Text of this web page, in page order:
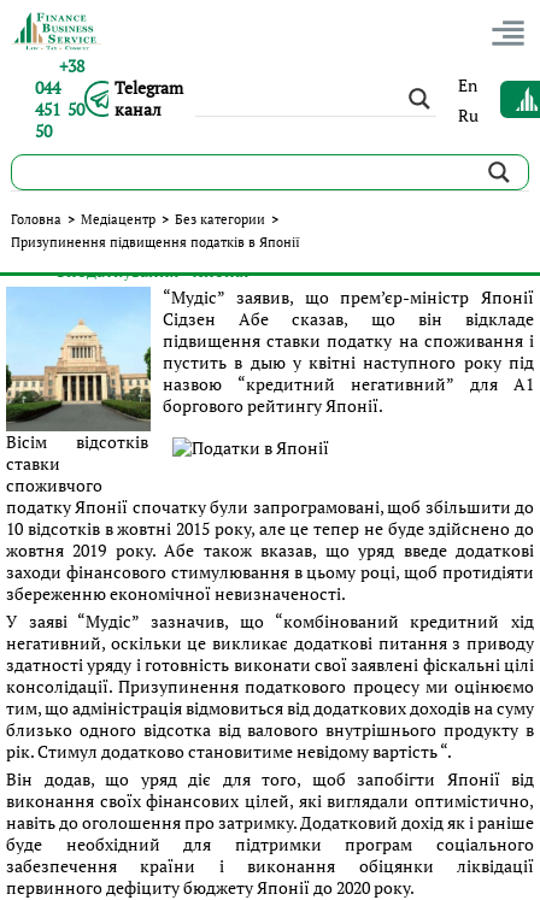
+38
044
451 50
50
Telegram
канал
En
Ru
Головна > Медіацентр > Без категории >
Призупинення підвищення податків в Японії
Призупинення підвищення податків в Японії
Опубліковано: Сергій Панов | 07.06.2016 | Без категории
Теги: #Оподаткування #Японія
“Мудіс” заявив, що прем’єр-міністр Японії
Сідзен Абе сказав, що він відкладе
підвищення ставки податку на споживання і
пустить в дыю у квітні наступного року під
назвою “кредитний негативний” для A1
боргового рейтингу Японії.
Вісім відсотків
ставки
споживчого
податку Японії спочатку були запрограмовані, щоб збільшити до
10 відсотків в жовтні 2015 року, але це тепер не буде здійснено до
жовтня 2019 року. Абе також вказав, що уряд введе додаткові
заходи фінансового стимулювання в цьому році, щоб протидіяти
збереженню економічної невизначеності.
У заяві “Мудіс” зазначив, що “комбінований кредитний хід
негативний, оскільки це викликає додаткові питання з приводу
здатності уряду і готовність виконати свої заявлені фіскальні цілі
консолідації. Призупинення податкового процесу ми оцінюємо
тим, що адміністрація відмовиться від додаткових доходів на суму
близько одного відсотка від валового внутрішнього продукту в
рік. Стимул додатково становитиме невідому вартість “.
Він додав, що уряд діє для того, щоб запобігти Японії від
виконання своїх фінансових цілей, які виглядали оптимістично,
навіть до оголошення про затримку. Додатковий дохід як і раніше
буде необхідний для підтримки програм соціального
забезпечення країни і виконання обіцянки ліквідації
первинного дефіциту бюджету Японії до 2020 року.